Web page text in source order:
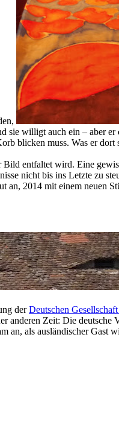
sie willigt auch ein – aber
blicken muss. Was er
entfaltet wird. Eine
nicht bis ins Letzte zu
an, 2014 mit einem neuen
derDeutschen
anderen Zeit: Die
an, als ausländischer